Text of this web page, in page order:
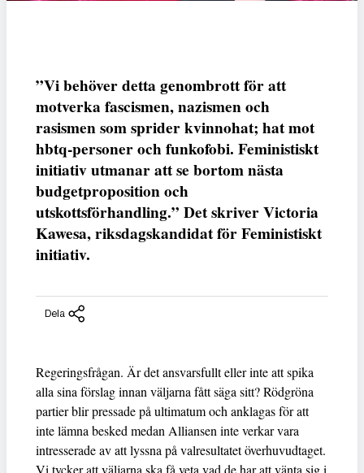
”Vi behöver detta genombrott för att
motverka fascismen, nazismen och
rasismen som sprider kvinnohat; hat mot
hbtq-personer och funkofobi. Feministiskt
initiativ utmanar att se bortom nästa
budgetproposition och
utskottsförhandling.” Det skriver Victoria
Kawesa, riksdagskandidat för Feministiskt
initiativ.
Dela
Regeringsfrågan. Är det ansvarsfullt eller inte att spika
alla sina förslag innan väljarna fått säga sitt? Rödgröna
partier blir pressade på ultimatum och anklagas för att
inte lämna besked medan Alliansen inte verkar vara
intresserade av att lyssna på valresultatet överhuvudtaget.
Vi tycker att väljarna ska få veta vad de har att vänta sig i